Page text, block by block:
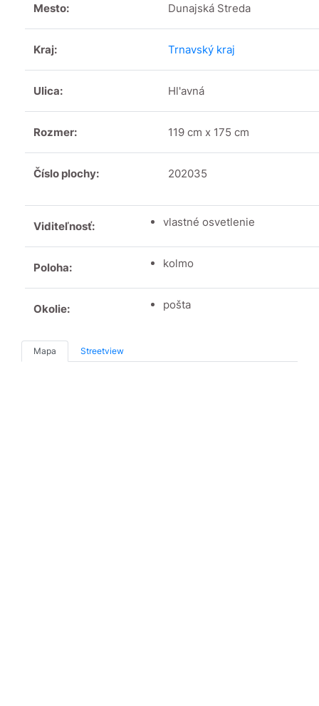
Mesto: Dunajská Streda
Kraj: Trnavský kraj
Ulica: Hl'avná
Rozmer: 119 cm x 175 cm
Číslo plochy: 202035
Viditeľnosť: vlastné osvetlenie
Poloha: kolmo
Okolie: pošta
Mapa Streetview